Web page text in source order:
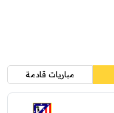
مباريات قادمة